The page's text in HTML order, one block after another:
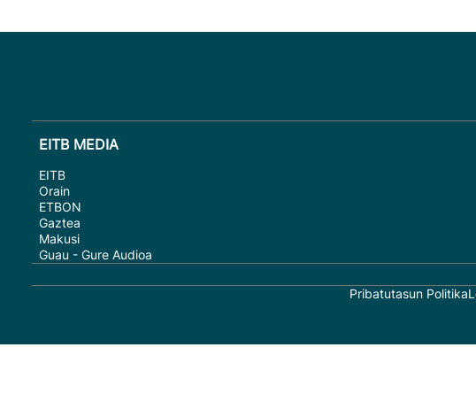
EITB MEDIA
EITB
Orain
ETBON
Gaztea
Makusi
Guau - Gure Audioa
Pribatutasun Politika